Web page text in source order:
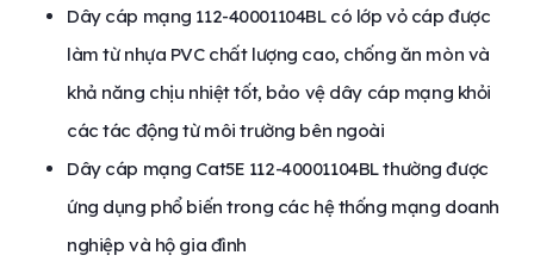
Dây cáp mạng 112-40001104BL có lớp vỏ cáp được
làm từ nhựa PVC chất lượng cao, chống ăn mòn và
khả năng chịu nhiệt tốt, bảo vệ dây cáp mạng khỏi
các tác động từ môi trường bên ngoài
Dây cáp mạng Cat5E 112-40001104BL thường được
ứng dụng phổ biến trong các hệ thống mạng doanh
nghiệp và hộ gia đình